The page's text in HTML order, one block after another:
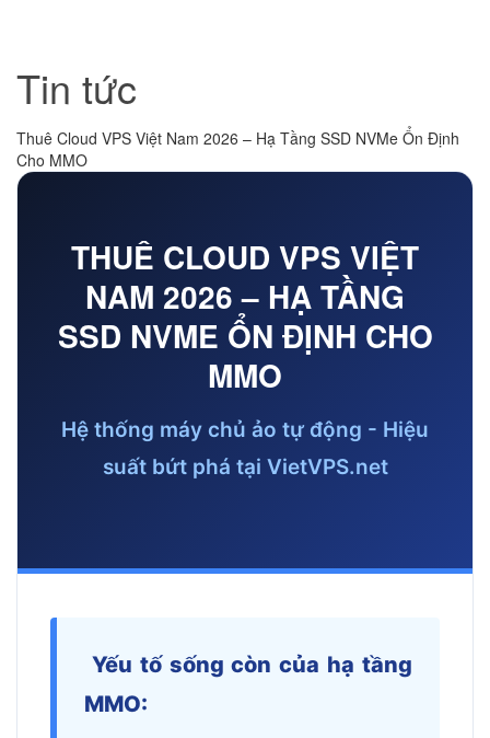
Tin tức
Thuê Cloud VPS Việt Nam 2026 – Hạ Tầng SSD NVMe Ổn Định
Cho MMO
THUÊ CLOUD VPS VIỆT
NAM 2026 – HẠ TẦNG
SSD NVME ỔN ĐỊNH CHO
MMO
Hệ thống máy chủ ảo tự động - Hiệu
suất bứt phá tại VietVPS.net
Yếu tố sống còn của hạ tầng
MMO: